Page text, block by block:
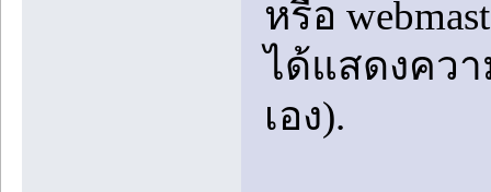
หรือ
ได้แสดงควา
เอง).